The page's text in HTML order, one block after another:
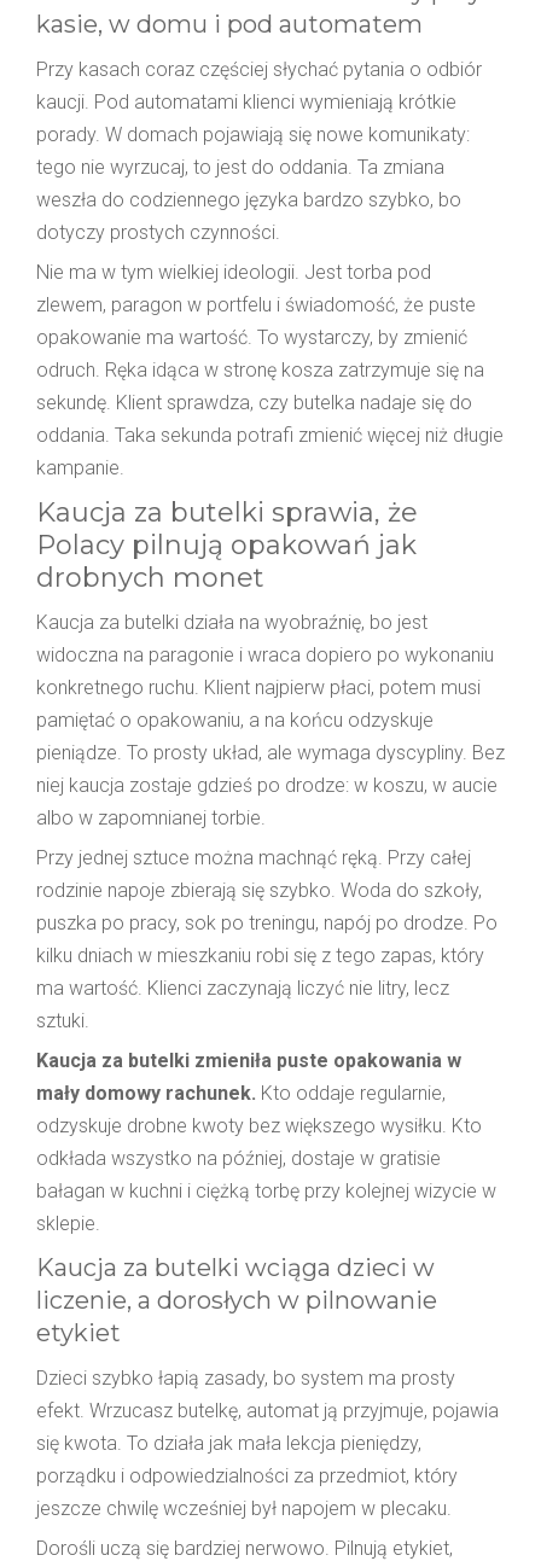
kasie, w domu i pod automatem
Przy kasach coraz częściej słychać pytania o odbiór
kaucji. Pod automatami klienci wymieniają krótkie
porady. W domach pojawiają się nowe komunikaty:
tego nie wyrzucaj, to jest do oddania. Ta zmiana
weszła do codziennego języka bardzo szybko, bo
dotyczy prostych czynności.
Nie ma w tym wielkiej ideologii. Jest torba pod
zlewem, paragon w portfelu i świadomość, że puste
opakowanie ma wartość. To wystarczy, by zmienić
odruch. Ręka idąca w stronę kosza zatrzymuje się na
sekundę. Klient sprawdza, czy butelka nadaje się do
oddania. Taka sekunda potrafi zmienić więcej niż długie
kampanie.
Kaucja za butelki sprawia, że
Polacy pilnują opakowań jak
drobnych monet
Kaucja za butelki działa na wyobraźnię, bo jest
widoczna na paragonie i wraca dopiero po wykonaniu
konkretnego ruchu. Klient najpierw płaci, potem musi
pamiętać o opakowaniu, a na końcu odzyskuje
pieniądze. To prosty układ, ale wymaga dyscypliny. Bez
niej kaucja zostaje gdzieś po drodze: w koszu, w aucie
albo w zapomnianej torbie.
Przy jednej sztuce można machnąć ręką. Przy całej
rodzinie napoje zbierają się szybko. Woda do szkoły,
puszka po pracy, sok po treningu, napój po drodze. Po
kilku dniach w mieszkaniu robi się z tego zapas, który
ma wartość. Klienci zaczynają liczyć nie litry, lecz
sztuki.
Kaucja za butelki zmieniła puste opakowania w
mały domowy rachunek. Kto oddaje regularnie,
odzyskuje drobne kwoty bez większego wysiłku. Kto
odkłada wszystko na później, dostaje w gratisie
bałagan w kuchni i ciężką torbę przy kolejnej wizycie w
sklepie.
Kaucja za butelki wciąga dzieci w
liczenie, a dorosłych w pilnowanie
etykiet
Dzieci szybko łapią zasady, bo system ma prosty
efekt. Wrzucasz butelkę, automat ją przyjmuje, pojawia
się kwota. To działa jak mała lekcja pieniędzy,
porządku i odpowiedzialności za przedmiot, który
jeszcze chwilę wcześniej był napojem w plecaku.
Dorośli uczą się bardziej nerwowo. Pilnują etykiet,